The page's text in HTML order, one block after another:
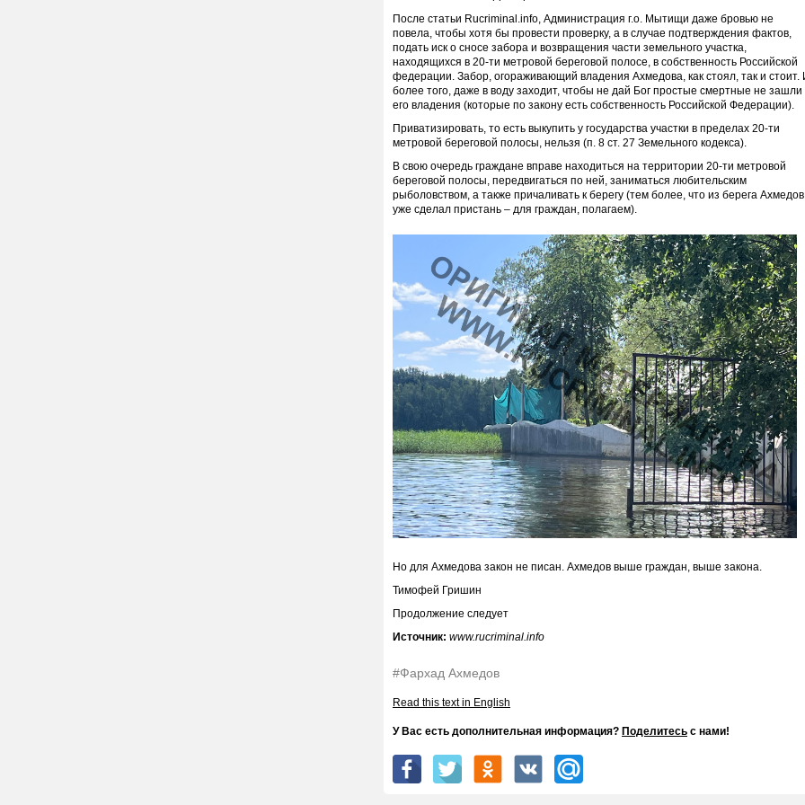
После статьи Rucriminal.info, Администрация г.о. Мытищи даже бровью не
повела, чтобы хотя бы провести проверку, а в случае подтверждения фактов,
подать иск о сносе забора и возвращения части земельного участка,
находящихся в 20-ти метровой береговой полосе, в собственность Российской
федерации. Забор, огораживающий владения Ахмедова, как стоял, так и стоит.
более того, даже в воду заходит, чтобы не дай Бог простые смертные не зашли
его владения (которые по закону есть собственность Российской Федерации).
Приватизировать, то есть выкупить у государства участки в пределах 20-ти
метровой береговой полосы, нельзя (п. 8 ст. 27 Земельного кодекса).
В свою очередь граждане вправе находиться на территории 20-ти метровой
береговой полосы, передвигаться по ней, заниматься любительским
рыболовством, а также причаливать к берегу (тем более, что из берега Ахмедов
уже сделал пристань – для граждан, полагаем).
Но для Ахмедова закон не писан. Ахмедов выше граждан, выше закона.
Тимофей Гришин
Продолжение следует
Источник: www.rucriminal.info
#Фархад Ахмедов
Read this text in English
У Вас есть дополнительная информация? Поделитесь с нами!